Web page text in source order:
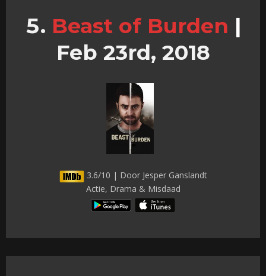
Beast of Burden |
Feb 23rd, 2018
3.6/10 | Door Jesper Ganslandt
Actie, Drama & Misdaad